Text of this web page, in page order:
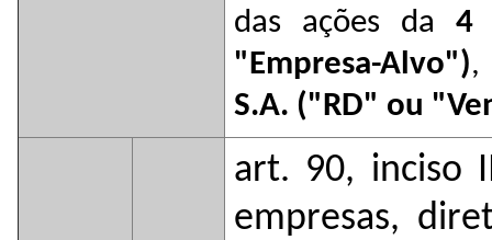
das ações da4
"Empresa-Alvo"),
S.A. ("RD" ou
art. 90, inciso
empresas,